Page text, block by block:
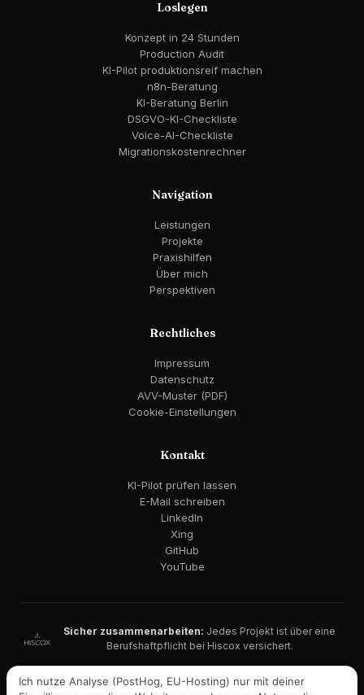
Loslegen
Konzept in 24 Stunden
Production Audit
KI-Pilot produktionsreif machen
n8n-Beratung
KI-Beratung Berlin
DSGVO-KI-Checkliste
Voice-AI-Checkliste
Migrationskostenrechner
Navigation
Leistungen
Projekte
Praxishilfen
Über mich
Perspektiven
Rechtliches
Impressum
Datenschutz
AVV-Muster (PDF)
Cookie-Einstellungen
Kontakt
KI-Pilot prüfen lassen
E-Mail schreiben
LinkedIn
Xing
GitHub
YouTube
Sicher zusammenarbeiten: Jedes Projekt ist über eine
Berufshaftpflicht bei Hiscox versichert.
DSGVO-konform · EU AI Act berücksichtigt · EU-Hosting möglich
Ich nutze Analyse (PostHog, EU-Hosting) nur mit deiner